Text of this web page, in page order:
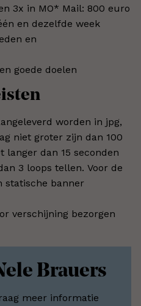
3x in MO* Mail: 800 euro
en dezelfde week
en
goede doelen
worden in jpg,
niet groter zijn dan 100
langer dan 15 seconden
3 loops tellen. Voor de
statische banner
verschijning bezorgen
Brauers
meer informatie